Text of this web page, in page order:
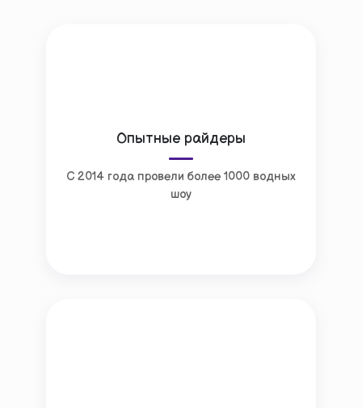
Опытные райдеры
С 2014 года провели более 1000 водных
шоу